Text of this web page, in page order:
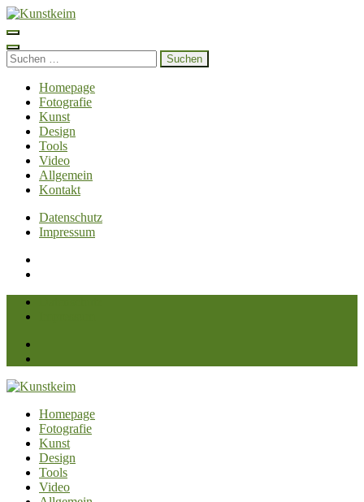
Zum
Inhalt
springen
(Enter
drücken)
Suchen
nach:
Homepage
Fotografie
Kunst
Design
Tools
Video
Allgemein
Kontakt
Datenschutz
Impressum
Kunstkeim
Fotografie, Design und Szene
Homepage
Fotografie
Kunst
Design
Tools
Video